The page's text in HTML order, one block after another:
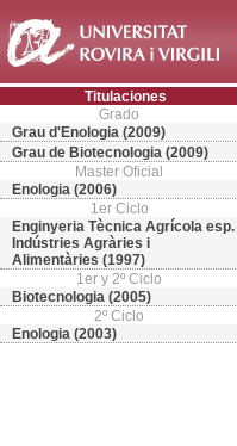
Titulaciones
Grado
Grau d'Enologia (2009)
Grau de Biotecnologia (2009)
Master Oficial
Enologia (2006)
1er Ciclo
Enginyeria Tècnica Agrícola esp.
Indústries Agràries i
Alimentàries (1997)
1er y 2º Ciclo
Biotecnologia (2005)
2º Ciclo
Enologia (2003)